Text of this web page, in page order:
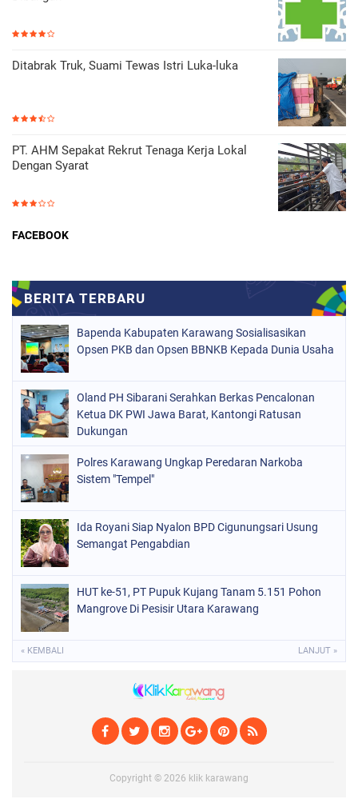
Ditabrak Truk, Suami Tewas Istri Luka-luka
PT. AHM Sepakat Rekrut Tenaga Kerja Lokal
Dengan Syarat
FACEBOOK
Bapenda Kabupaten Karawang Sosialisasikan
Opsen PKB dan Opsen BBNKB Kepada Dunia Usaha
Oland PH Sibarani Serahkan Berkas Pencalonan
Ketua DK PWI Jawa Barat, Kantongi Ratusan
Dukungan
Polres Karawang Ungkap Peredaran Narkoba
Sistem "Tempel"
Ida Royani Siap Nyalon BPD Cigunungsari Usung
Semangat Pengabdian
HUT ke-51, PT Pupuk Kujang Tanam 5.151 Pohon
Mangrove Di Pesisir Utara Karawang
« KEMBALI LANJUT »
Copyright © 2026 klik karawang